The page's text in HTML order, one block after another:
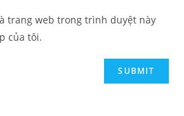
trang web trong trình duyệt này
của tôi.